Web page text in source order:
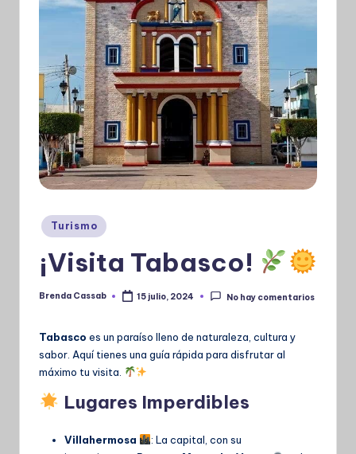
Publicado
en
Turismo
¡Visita Tabasco!
Publicado
Brenda Cassab 15 julio, 2024 No hay comentarios
Tabasco es un paraíso lleno de naturaleza, cultura y
sabor. Aquí tienes una guía rápida para disfrutar al
máximo tu visita.
Lugares Imperdibles
Villahermosa
: La capital, con su